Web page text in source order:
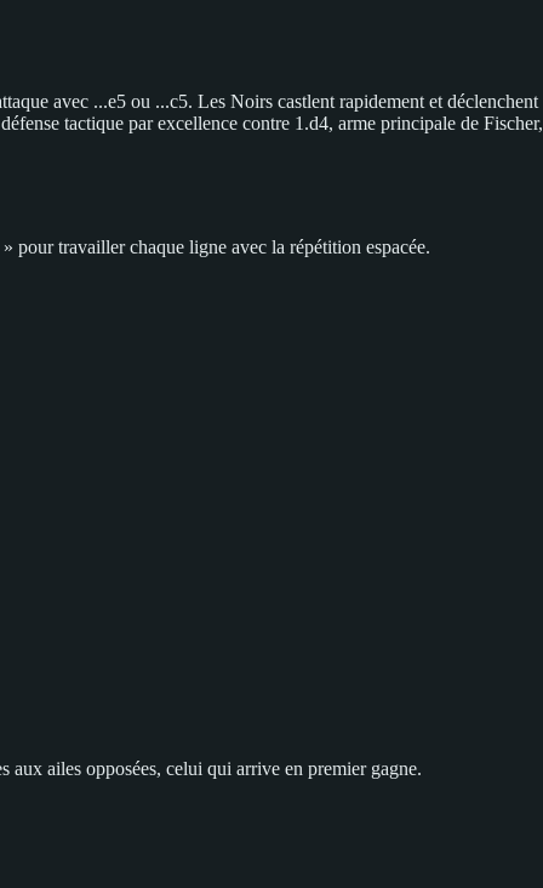
avec ...e5 ou ...c5. Les Noirs castlent rapidement et déclenchent
tactique par excellence contre 1.d4, arme principale de Fischer,
pour travailler chaque ligne avec la répétition espacée.
ailes opposées, celui qui arrive en premier gagne.